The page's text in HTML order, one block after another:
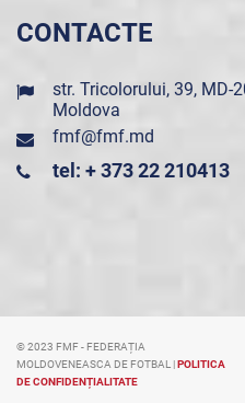
CONTACTE
str. Tricolorului, 39, MD-
Moldova
fmf@fmf.md
tel: + 373 22 210413
© 2023 FMF - FEDERAȚIA
MOLDOVENEASCA DE FOTBAL |POLITICA
DE CONFIDENȚIALITATE